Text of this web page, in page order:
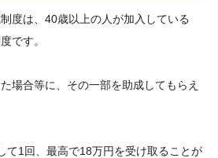
度は、40歳以上の人が加入している
です。
場合等に、その一部を助成してもらえ
て1回、最高で18万円を受け取ることが